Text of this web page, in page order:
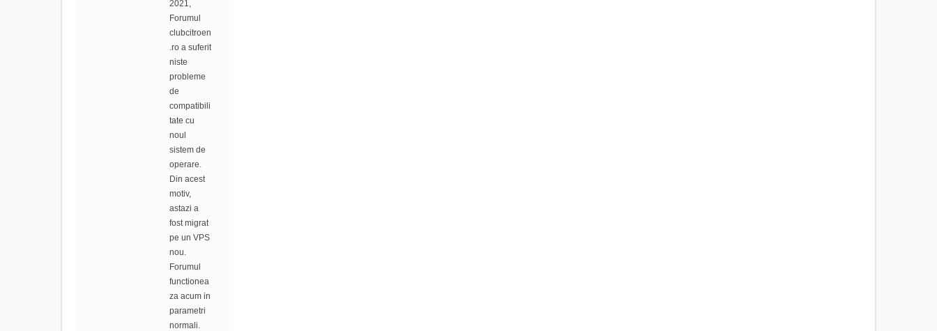
2021,
Forumul
clubcitroen
.ro a suferit
niste
probleme
de
compatibili
tate cu
noul
sistem de
operare.
Din acest
motiv,
astazi a
fost migrat
pe un VPS
nou.
Forumul
functionea
za acum in
parametri
normali.